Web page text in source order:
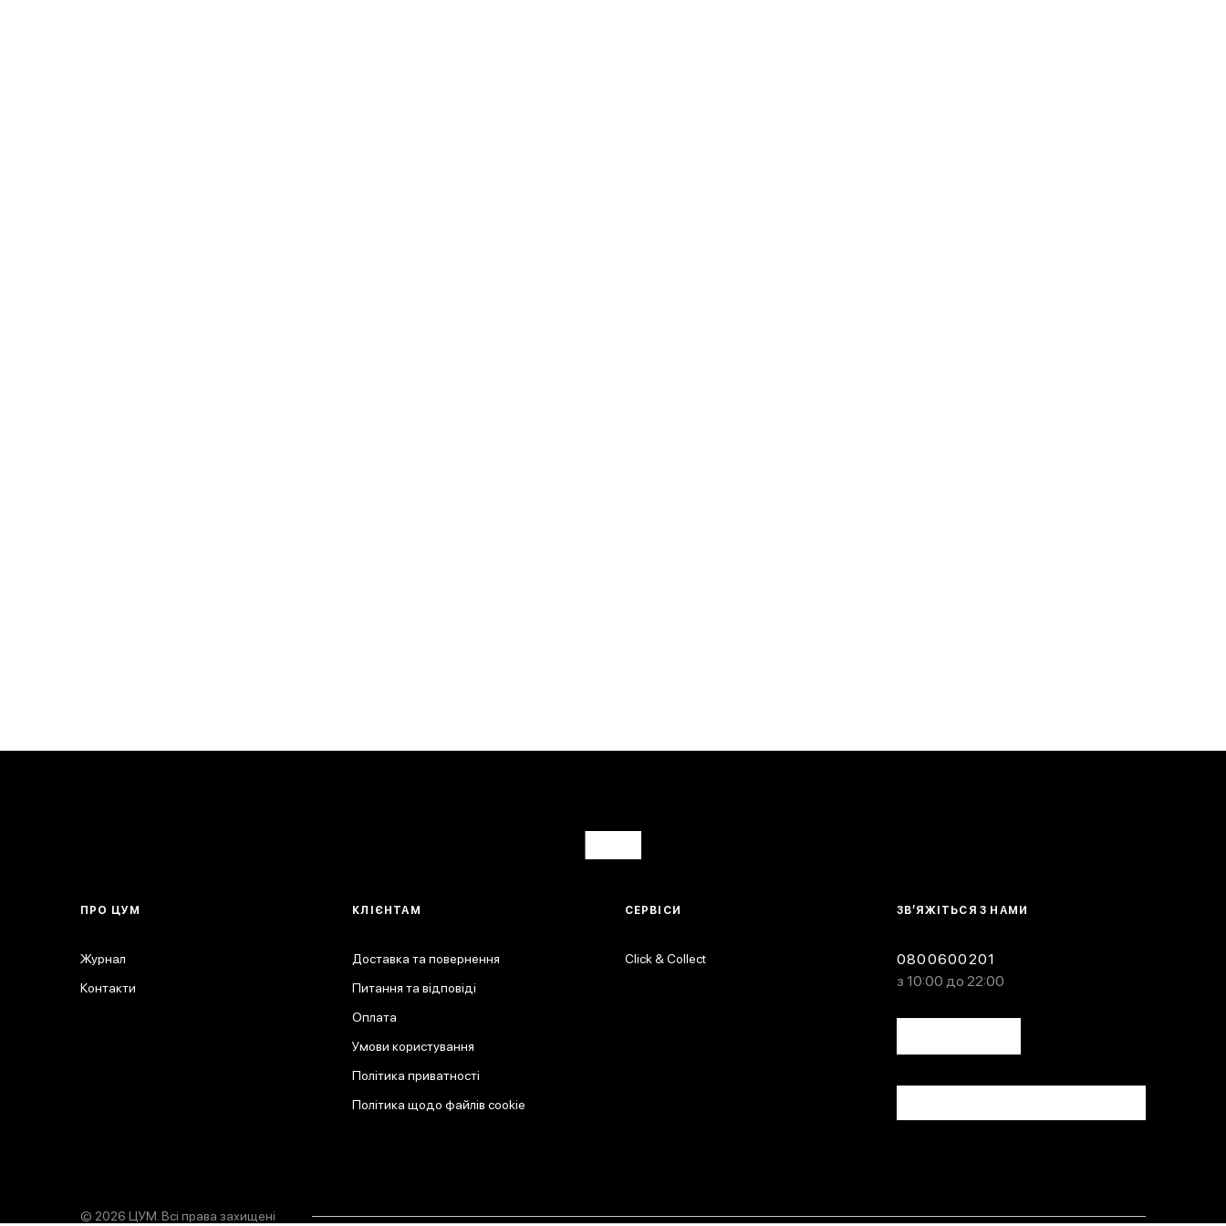
ЗВ’ЯЖІТЬСЯ З НАМИ
0800600201
з 10:00 до 22:00
ПРО ЦУМ
Журнал
Контакти
КЛІЄНТАМ
Доставка та повернення
Питання та відповіді
Оплата
Умови користування
Політика приватності
Політика щодо файлів cookie
СЕРВІСИ
Click & Collect
© 2026 ЦУМ. Всі права захищені